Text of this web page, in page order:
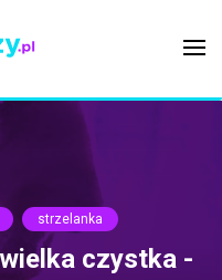
strzelanka
czystka -